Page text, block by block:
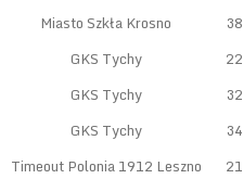
Miasto Szkła Krosno 38
GKS Tychy 22
GKS Tychy 32
GKS Tychy 34
Timeout Polonia 1912 Leszno 21